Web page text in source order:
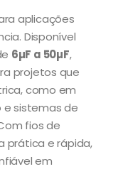
aplicações
Disponível
6µF a 50µF,
projetos que
como em
e sistemas de
fios de
prática e rápida,
em